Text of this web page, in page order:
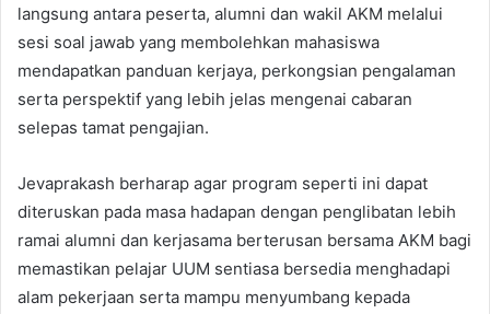
langsung antara peserta, alumni dan wakil AKM melalui
sesi soal jawab yang membolehkan mahasiswa
mendapatkan panduan kerjaya, perkongsian pengalaman
serta perspektif yang lebih jelas mengenai cabaran
selepas tamat pengajian.
Jevaprakash berharap agar program seperti ini dapat
diteruskan pada masa hadapan dengan penglibatan lebih
ramai alumni dan kerjasama berterusan bersama AKM bagi
memastikan pelajar UUM sentiasa bersedia menghadapi
alam pekerjaan serta mampu menyumbang kepada